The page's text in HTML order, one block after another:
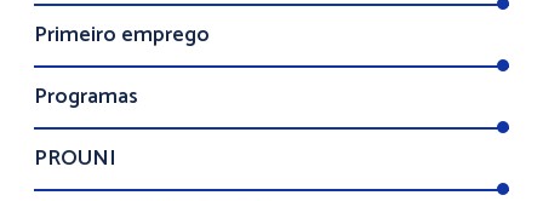
Primeiro emprego
Programas
PROUNI